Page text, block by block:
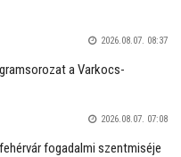
2026.08.07. 08:37
a Varkocs-
2026.08.07. 07:08
fogadalmi szentmiséje